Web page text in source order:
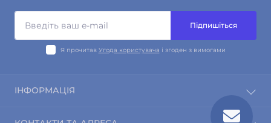
Підпишіться
Я прочитав Угода користувача і згоден з вимогами
ІНФОРМАЦІЯ